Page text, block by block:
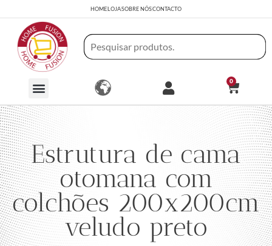
HOMELOJASOBRE NÓSCONTACTO
0
Estrutura de cama
otomana com
colchões 200x200cm
veludo preto